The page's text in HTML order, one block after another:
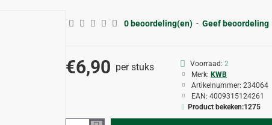
0 beoordeling(en) - Geef beoordeling
€6,90 per stuks Voorraad: 2
Merk: KWB
Artikelnummer: 234064
EAN: 4009315124261
Product bekeken:1275